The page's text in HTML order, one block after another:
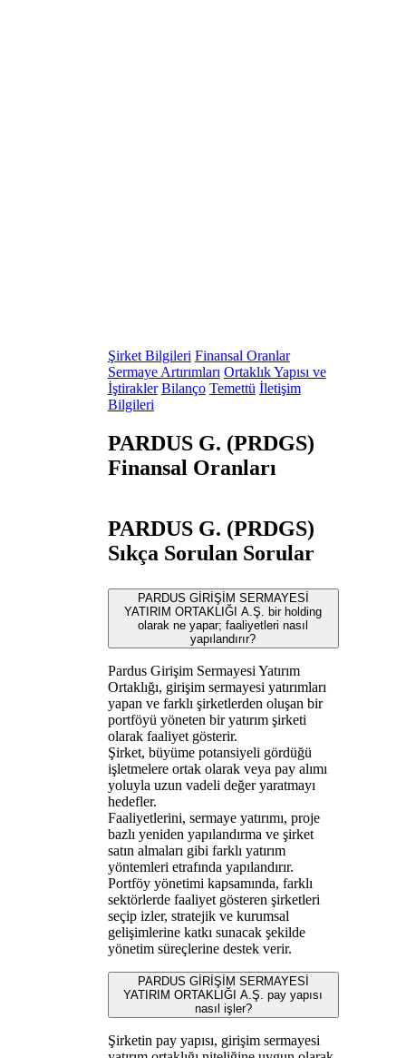
Şirket Bilgileri Finansal Oranlar
Sermaye Artırımları Ortaklık Yapısı ve
İştirakler Bilanço Temettü İletişim
Bilgileri
PARDUS G. (PRDGS)
Finansal Oranları
PARDUS G. (PRDGS)
Sıkça Sorulan Sorular
PARDUS GİRİŞİM SERMAYESİ
YATIRIM ORTAKLIĞI A.Ş. bir holding
olarak ne yapar; faaliyetleri nasıl
yapılandırır?
Pardus Girişim Sermayesi Yatırım
Ortaklığı, girişim sermayesi yatırımları
yapan ve farklı şirketlerden oluşan bir
portföyü yöneten bir yatırım şirketi
olarak faaliyet gösterir.
Şirket, büyüme potansiyeli gördüğü
işletmelere ortak olarak veya pay alımı
yoluyla uzun vadeli değer yaratmayı
hedefler.
Faaliyetlerini, sermaye yatırımı, proje
bazlı yeniden yapılandırma ve şirket
satın almaları gibi farklı yatırım
yöntemleri etrafında yapılandırır.
Portföy yönetimi kapsamında, farklı
sektörlerde faaliyet gösteren şirketleri
seçip izler, stratejik ve kurumsal
gelişimlerine katkı sunacak şekilde
yönetim süreçlerine destek verir.
PARDUS GİRİŞİM SERMAYESİ
YATIRIM ORTAKLIĞI A.Ş. pay yapısı
nasıl işler?
Şirketin pay yapısı, girişim sermayesi